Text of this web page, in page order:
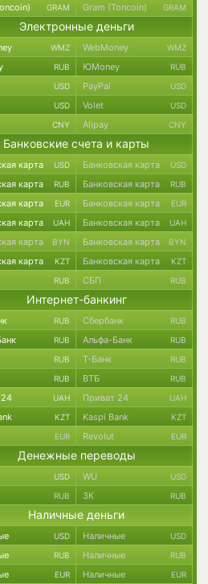
GRAM Gram (Toncoin) GRAM
Электронные деньги
WMZ WebMoney WMZ
RUB ЮMoney RUB
USD PayPal USD
USD Volet USD
CNY Alipay CNY
Банковские счета и карты
карта USD Банковская карта USD
карта RUB Банковская карта RUB
карта EUR Банковская карта EUR
карта UAH Банковская карта UAH
карта BYN Банковская карта BYN
карта KZT Банковская карта KZT
RUB СБП RUB
Интернет-банкинг
RUB Сбербанк RUB
RUB Альфа-Банк RUB
RUB Т-Банк RUB
RUB ВТБ RUB
UAH Приват 24 UAH
KZT Kaspi Bank KZT
EUR Revolut EUR
Денежные переводы
USD WU USD
RUB ЗК RUB
Наличные деньги
USD Наличные USD
RUB Наличные RUB
EUR Наличные EUR